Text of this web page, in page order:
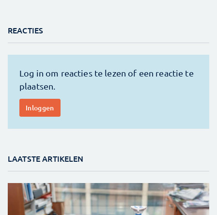
REACTIES
LAATSTE ARTIKELEN